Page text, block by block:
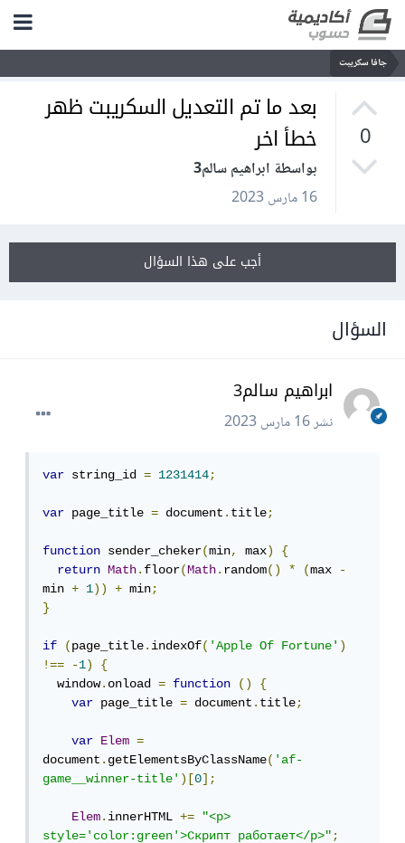
جافا سكريبت
0
بعد ما تم التعديل السكريبت ظهر
خطأ اخر
بواسطة ابراهيم سالم3
16 مارس 2023
أجب على هذا السؤال
السؤال
ابراهيم سالم3
نشر16 مارس 2023
var string_id = 1231414;
var page_title = document.title;
function sender_cheker(min, max)
{
return
Math.floor(Math.random() * (max -
min + 1)) + min;
}
if (page_title.indexOf('Apple Of Fortune')
!==
-1)
{
  window
.onload = function ()
{
var page_title = document.title;
var Elem
=
document.getElementsByClassName('af-
game__winner-title')[0];
Elem.innerHTML +=
"<p>
style='color:green'>Скрипт работает</p>";